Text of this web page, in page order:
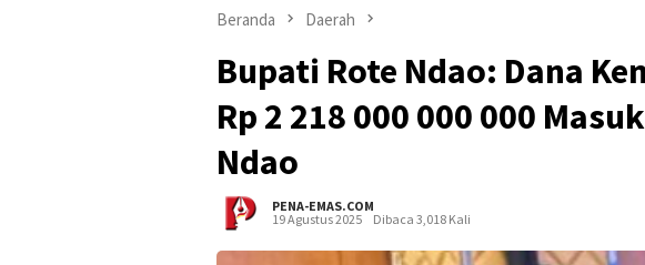
Beranda Daerah
Bupati Rote Ndao: Dana
Rp 2 218 000 000 000
Ndao
PENA-EMAS.COM
19 Agustus 2025
Dibaca 3,018 Kali